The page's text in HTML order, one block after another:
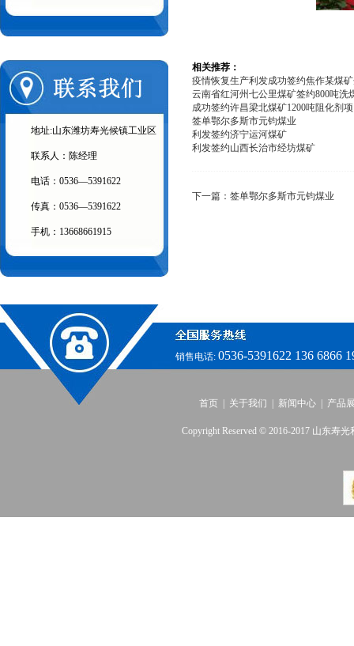
地址:山东潍坊寿光候镇工业区
联系人：陈经理
电话：0536—5391622
传真：0536—5391622
手机：13668661915
相关推荐：
疫情恢复生产利发成功签约焦作某煤
云南省红河州七公里煤矿签约800吨洗
成功签约许昌梁北煤矿1200吨阻化剂
签单鄂尔多斯市元钧煤业
利发签约济宁运河煤矿
利发签约山西长治市经坊煤矿
下一篇： 签单鄂尔多斯市元钧煤业
销售电话: 0536-5391622 136 6866
首页 关于我们 新闻中心 产品
Copyright Reserved © 2016-2017 山东